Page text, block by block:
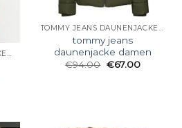
TOMMY JEANS DAUNENJACKE DAMEN
TOMMY JEANS DAUNENJACKE DAMEN
tommy jeans
daunenjacke damen
€94.00 €67.00